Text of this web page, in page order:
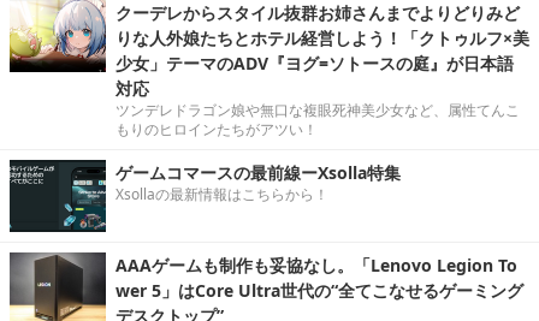
クーデレからスタイル抜群お姉さんまでよりどりみど
りな人外娘たちとホテル経営しよう！「クトゥルフ×美
少女」テーマのADV『ヨグ=ソトースの庭』が日本語
対応
ツンデレドラゴン娘や無口な複眼死神美少女など、属性てんこ
もりのヒロインたちがアツい！
ゲームコマースの最前線ーXsolla特集
Xsollaの最新情報はこちらから！
AAAゲームも制作も妥協なし。「Lenovo Legion To
wer 5」はCore Ultra世代の“全てこなせるゲーミング
デスクトップ”